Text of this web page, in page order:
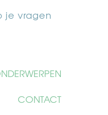
je vragen
CONTACT